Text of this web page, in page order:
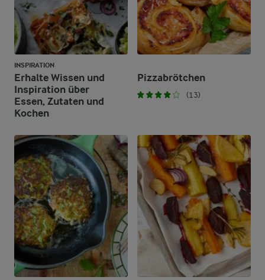
INSPIRATION
Erhalte Wissen und
Inspiration über
Essen, Zutaten und
Kochen
Pizzabrötchen
(13)